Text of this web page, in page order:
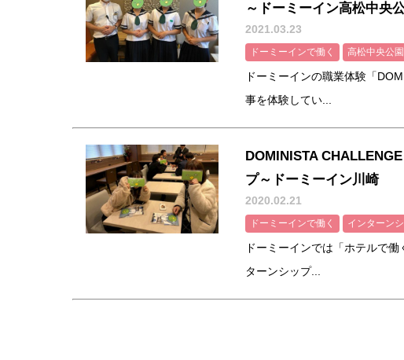
～ドーミーイン高松中央
2021.03.23
ドーミーインで働く 高松中央公
ドーミーインの職業体験「
事を体験してい...
DOMINISTA
プ～ドーミーイン川崎
2020.02.21
ドーミーインで働く インターン
ドーミーインでは「ホテルで
ターンシップ...